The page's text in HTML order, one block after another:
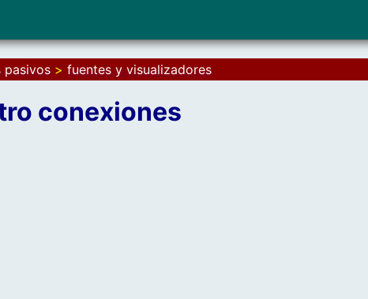
pasivos > fuentes y visualizadores
conexiones